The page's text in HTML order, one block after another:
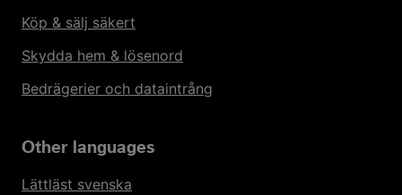
Köp & sälj säkert
Skydda hem & lösenord
Bedrägerier och dataintrång
Other languages
Lättläst svenska